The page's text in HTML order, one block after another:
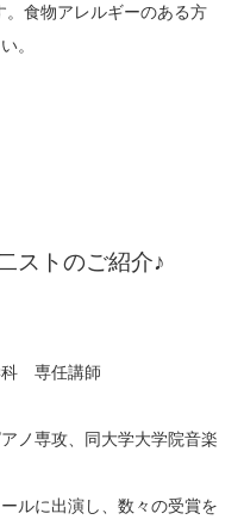
食物アレルギーのある方
。
ストのご紹介♪
科 専任講師
ノ専攻、同大学大学院音楽
ルに出演し、数々の受賞を